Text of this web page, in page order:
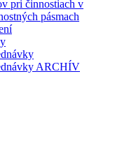
pri činnostiach v
pásmach
ARCHÍV